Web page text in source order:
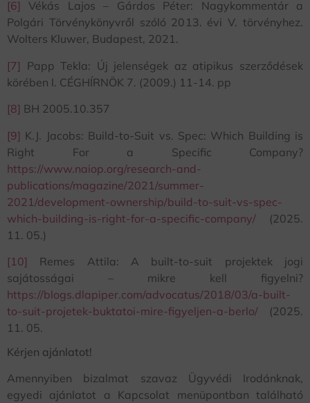
[6] Vékás Lajos – Gárdos Péter: Nagykommentár a
Polgári Törvénykönyvről szóló 2013. évi V. törvényhez.
Wolters Kluwer, Budapest, 2021.
[7] Papp Tekla: Új jelenségek az atipikus szerződések
körében I. CÉGHÍRNÖK 7. (2009.) 11-14. pp
[8] BH 2005.10.357
[9] K.J. Jacobs: Build-to-Suit vs. Spec: Which Building is
Right For a Specific Company?
https://www.naiop.org/research-and-
publications/magazine/2021/summer-
2021/development-ownership/build-to-suit-vs-spec-
which-building-is-right-for-a-specific-company/ (2025.
11. 05.)
[10] Remes Attila: A built-to-suit projektek jogi
sajátosságai – mikre kell figyelni?
https://blogs.dlapiper.com/advocatus/2018/03/a-built-
to-suit-projetek-buktatoi-mire-figyeljen-a-berlo/ (2025.
11. 05.
Kérjen ajánlatot!
Amennyiben bizalmat szavaz Ügyvédi Irodánknak,
egyedi ajánlatot a Kapcsolat menüpontban található